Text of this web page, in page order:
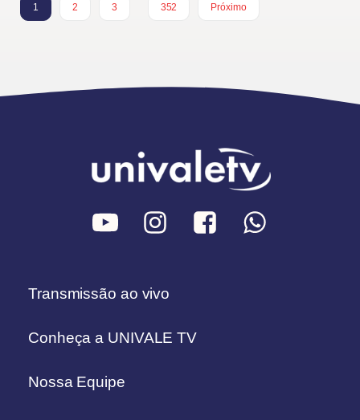
1 2 3
352
Próximo
Transmissão ao vivo
Conheça a UNIVALE TV
Nossa Equipe